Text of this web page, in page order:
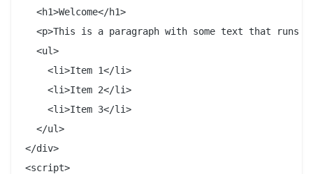
  <h1>Welcome</h1>
<p>This is a paragraph with some text that runs
  <ul>
    <li>Item 1</li>
    <li>Item 2</li>
    <li>Item 3</li>
  </ul>
</div>
<script>